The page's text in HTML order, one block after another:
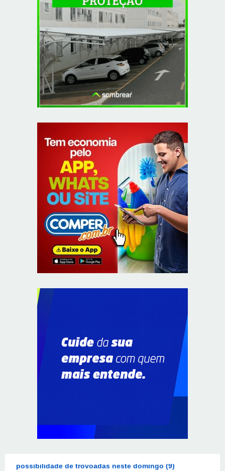
(09/08/2026)
Resultado da Mega-Sena 3042 neste domingo
(09/08/2026)
Colombianas que morreram na queda de helicóptero
O TEMPO E A TEMPERATURA: Sul terá chuva, frio e
O TEMPO E A TEMPERATURA: calor intenso predomina